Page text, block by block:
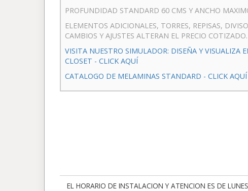
PROFUNDIDAD STANDARD 60 CMS Y ANCHO
ELEMENTOS ADICIONALES, TORRES, REPISAS,
CAMBIOS Y AJUSTES ALTERAN EL PRECIO COTIZADO.
VISITA NUESTRO SIMULADOR: DISEÑA Y VISUALIZA
CLOSET - CLICK AQUÍ
CATALOGO DE MELAMINAS STANDARD - CLICK AQUÍ
EL HORARIO DE INSTALACION Y ATENCION ES DE LUNES A VIERNES DE 9AM A 6PM *Los trabajos a realizar seran exclusivamente los descritos en este contrato, si no esta descrito, no esta considerado para fabricacion. Ni esta incluido. CONTRATO DE PRESTACIÓN DE SERVICIOS PROFESIONALES Este dia en HERMOSILLO, SONORA, MX, comparecen a celebrar contrato de prestación de servicios profesionales, por una parte el (la) CLIENTE descrito en el Anexo A, a quien para efectos de este contrato se le denominará como EL CLIENTE; y por la otra,ON TIME COCINAS SAS DE CV, con RFC: OTC2107305G3 y en facultades: JOSE ALFONSO MEDINA SILVA Y/O LIRIO DEL CARMEN REYES MANRIQUEZ Y/O DAVID ARTURO RUIZ CERVERA Y/O MANUEL MIGUEL LIMON TRONCOSO Y/O MIGUEL CERVERA CEDILLO a quien se le denominará en el texto de este contrato como ON TIME, a fecha de la firma y de conformidad a las siguientes D E C L A R A C I O N E S: EL CLIENTE declara: 1.- Que, se hace necesario contar con diversos servicios profesionales de diseño y fabricacion, acorde a especificaciones en el ANEXO A por lo que es su deseo celebrar el presente contrato para la prestación de servicios que en el cuerpo del mismo se detallan. 2.- Que dice ser verdad que sus datos personales, tanto como NOMBRE, DIRECCION Y Registro Federal de Contribuyentes (RFC), descritos en el Anexo A (o bien llenados con su puño y letra), son correctos y Que es su deseo obligarse en los términos y condiciones del presente Contrato, manifestando que cuenta con la capacidad legal para la celebración de este Contrato. II. ON TIME declara: 1. Que es una persona moral legalmente constituida conforme a las leyes mexicanas, con Folio de constitución: SAS-1.2-202107-422956 ante la SECRETARIA DE ECONOMIA, dedicada a la prestación de diversos servicios en CARPINTERIA, DISEÑO Y FABRICACION DE MUEBLES DE MADERA. por lo que la celebración del presente contrato se encuentra dentro de los conocimientos del mismo. 2. Que su domicilio profesional se encuentra ubicado en SOLIDARIDAD 952, COL 4 DE MARZO, HERMOSILLO, SONORA, MX y Numero de Telefono 6622409456. III. Declaran ambas partes que es su deseo sujetarse a las siguientes C L Á U S U L A S: PRIMERA. – EL CLIENTE encomienda a ON TIME la prestación de servicios consistentes en EL ANEXO A. SEGUNDA. – El PRECIO total de los servicios descritos con antelación estan descritos en el ANEXO A . Y se podrá autentificar su veracidad en el link descrito en el pie de página de este contrato, el cual deberá generarse de nuestra web oficial: ontimecocinas.com (hmo.ontimecocinas.com). Asi como el personal autorizado descrito en este contrato. En caso de que no fuera de este manera es responsabilidad de EL CLIENTE comunicarse en la direccion y/o telefono proporcionados en este documento. TERCERA. – El PAGO del precio de los servicios profesionales descritos en las anteriores cláusulas del presente contrato, podrá ser efectuado en nuestras oficinas, en el sitio de instalación a las personas autorizadas en este documento, o si se requiere en deposito o transferencia 24 horas a la cuenta: BANORTE CLABE 072 760 01166564726 2 a nombre de ON TIME COCINAS SAS DE CV / BANAMEX CLABE 0027 6070 1031 1879 24 / HSBC CLABE 021760040676874596 a nombre de Jose Alfonso Medina Silva ,